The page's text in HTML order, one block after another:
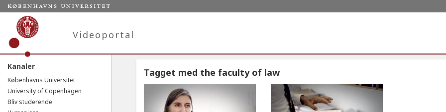
Videoportal
Kanaler
Københavns Universitet
University of Copenhagen
Bliv studerende
Tagget med the faculty of law